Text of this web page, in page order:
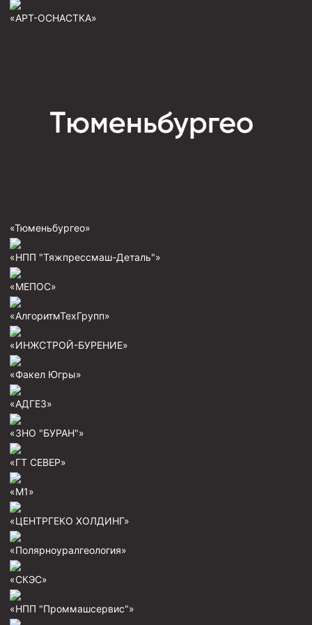
Пробки цементировочные
Башмаки колонные
Инструмент для бурения и КРС (ловильный, аварийный)
Пауки гидравлические
Пауки механические
Желонки
Штанголовки
Удочки ловильные
Труболовки
Фрезеры торцевые с фрезерующей воронкой и с
Фрезеры арбузообразные
Фрезеры стартово-оконные
«АРТ-ОСНАСТКА»
«Тюменьбургео»
«НПП "Тяжпрессмаш-Деталь"»
«МЕПОС»
«АлгоритмТехГрупп»
«ИНЖСТРОЙ-БУРЕНИЕ»
«Факел Югры»
«АДГЕЗ»
«ЗНО "БУРАН"»
«ГТ СЕВЕР»
«М1»
«ЦЕНТРГЕКО ХОЛДИНГ»
«Полярноуралгеология»
«СКЭС»
«НПП "Проммашсервис"»